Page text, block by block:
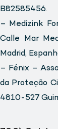
B82585456.
– Medizink
Calle Mar
Madrid,
– Fénix –
da Proteção
4810-527